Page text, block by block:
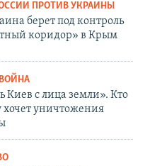
ПРОТИВ УКРАИНЫ
берет под контроль
коридор» в Крым
Киев с лица земли». Кто
уничтожения